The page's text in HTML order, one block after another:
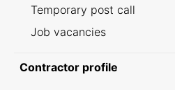
Temporary post call
Job vacancies
Contractor profile